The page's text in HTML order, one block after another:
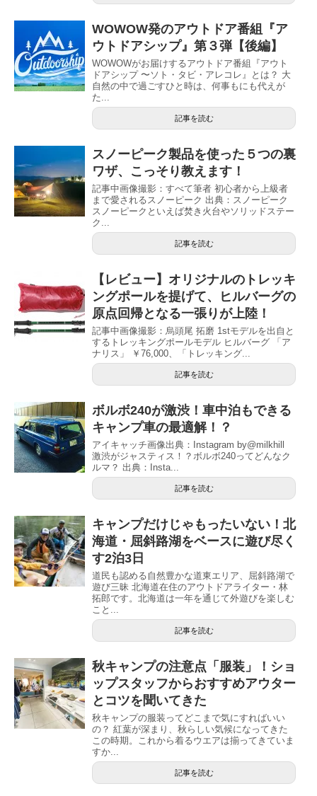
WOWOW発のアウトドア番組『ア
ウトドアシップ』第３弾【後編】
WOWOWがお届けするアウトドア番組『アウト
ドアシップ 〜ソト・タビ・アレコレ』とは？ 大
自然の中で過ごすひと時は、何事もにも代えが
た...
記事を読む
スノーピーク製品を使った５つの裏
ワザ、こっそり教えます！
記事中画像撮影：すべて筆者 初心者から上級者
まで愛されるスノーピーク 出典：スノーピーク
スノーピークといえば焚き火台やソリッドステー
ク...
記事を読む
【レビュー】オリジナルのトレッキ
ングポールを提げて、ヒルバーグの
原点回帰となる一張りが上陸！
記事中画像撮影：烏頭尾 拓磨 1stモデルを出自と
するトレッキングポールモデル ヒルバーグ 「ア
ナリス」 ￥76,000、「トレッキング...
記事を読む
ボルボ240が激渋！車中泊もできる
キャンプ車の最適解！？
アイキャッチ画像出典：Instagram by@milkhill
激渋がジャスティス！？ボルボ240ってどんなク
ルマ？ 出典：Insta...
記事を読む
キャンプだけじゃもったいない！北
海道・屈斜路湖をベースに遊び尽く
す2泊3日
道民も認める自然豊かな道東エリア、屈斜路湖で
遊び三昧 北海道在住のアウトドアライター・林
拓郎です。北海道は一年を通じて外遊びを楽しむ
こと...
記事を読む
秋キャンプの注意点「服装」！ショ
ップスタッフからおすすめアウター
とコツを聞いてきた
秋キャンプの服装ってどこまで気にすればいい
の？ 紅葉が深まり、秋らしい気候になってきた
この時期。これから着るウエアは揃ってきていま
すか...
記事を読む